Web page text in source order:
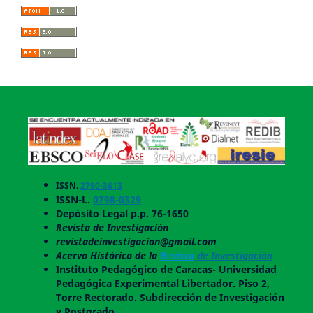
ISSN.2790-3613
ISSN-L. 0798-0329
Depósito Legal p.p. 76-1650
Revista de Investigación
revistadeinvestigacion@gmail.com
Acervo Histórico de la Revistade Investigación
Instituto Pedagógico de Caracas- Universidad
Pedagógica Experimental Libertador. Piso 2,
Torre Rectorado. Subdirección de Investigación